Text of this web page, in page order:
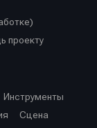
проекту
Инструменты
Сцена